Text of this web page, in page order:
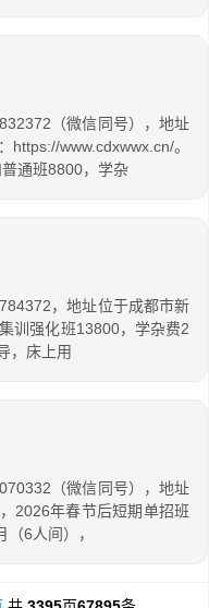
（微信同号），地址
https://www.cdxwwx.cn/。
通班8800，学杂
，地址位于成都市新
训强化班13800，学杂费2
，床上用
（微信同号），地址
2026年春节后短期单招班
6人间），